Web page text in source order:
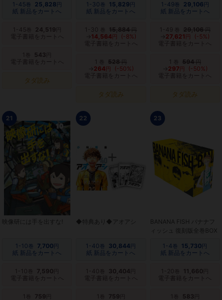
1-45巻 25,828 円
紙 新品をカートへ
1-45 24,519
電子書籍をカートへ
1 543
電子書籍をカートへ
タダ読み
1-30巻 15,829 円
紙 新品をカートへ
1-30 15,884円
14,564 円
(-8%)
電子書籍をカートへ
1 528円
264 円
(-50%)
電子書籍をカートへ
タダ読み
1-49巻 29,106 円
紙 新品をカートへ
1-49 29,106円
27,621 円
(-5%)
電子書籍をカートへ
1 594円
297 円
(-50%)
電子書籍をカートへ
タダ読み
21
映像研には手を出すな!
1-10巻 7,700 円
紙 新品をカートへ
1-10 巻 7,590
電子書籍をカートへ
1 巻 759
22
◆特典あり◆アオアシ
1-40巻 30,844 円
紙 新品をカートへ
1-40 巻 30,404
電子書籍をカートへ
1 巻 759
23
BANANA FISH バナナフ
ィッシュ 復刻版全巻BOX
1-4巻 15,730 円
紙 新品をカートへ
1-20 巻 11,660
電子書籍をカートへ
1 巻 583